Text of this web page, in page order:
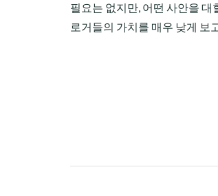
필요는 없지만, 어떤 사안을
로거들의 가치를 매우 낮게 보